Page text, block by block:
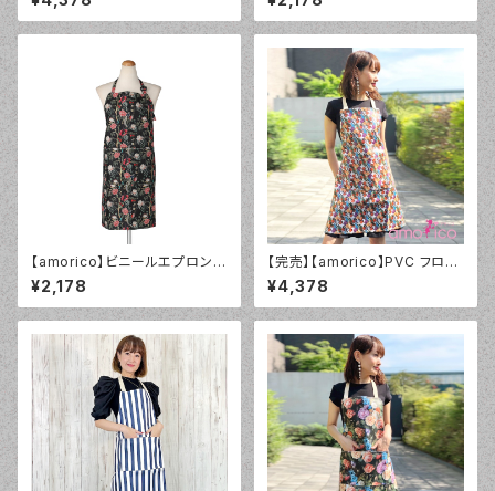
【amorico】ビニールエプロン
フローラルブラック
¥2,178
【完売】【amorico】PVC フロー
ラルホワイト（小花） エプロン
¥4,378